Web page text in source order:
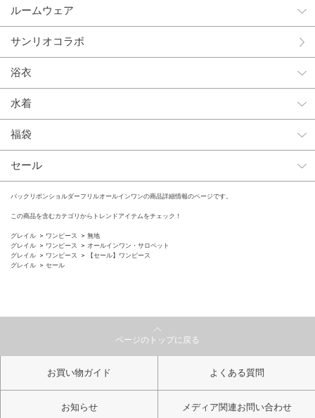
ルームウェア
サンリオコラボ
浴衣
水着
福袋
セール
バックリボンショルダーフリルオールインワンの商品詳細情報のページです。
この商品を含むカテゴリからトレンドアイテムをチェック！
グレイル ワンピース
無地
グレイル
ワンピース
オールインワン・サロペット
グレイル
ワンピース
【セール】ワンピース
グレイル
セール
ページのトップに戻る
お買い物ガイド よくある質問
お知らせ メディア関連お問い合わせ